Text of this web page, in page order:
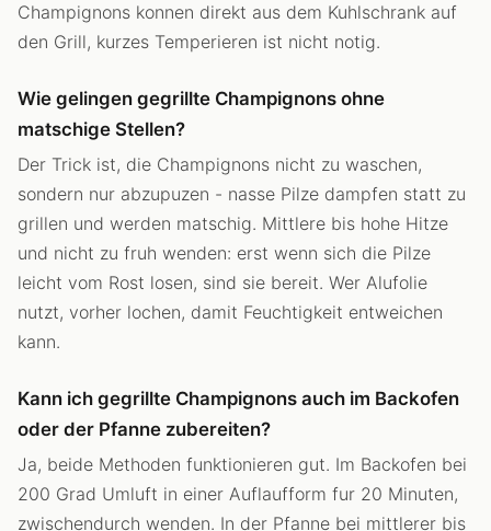
Champignons konnen direkt aus dem Kuhlschrank auf
den Grill, kurzes Temperieren ist nicht notig.
Wie gelingen gegrillte Champignons ohne
matschige Stellen?
Der Trick ist, die Champignons nicht zu waschen,
sondern nur abzupuzen - nasse Pilze dampfen statt zu
grillen und werden matschig. Mittlere bis hohe Hitze
und nicht zu fruh wenden: erst wenn sich die Pilze
leicht vom Rost losen, sind sie bereit. Wer Alufolie
nutzt, vorher lochen, damit Feuchtigkeit entweichen
kann.
Kann ich gegrillte Champignons auch im Backofen
oder der Pfanne zubereiten?
Ja, beide Methoden funktionieren gut. Im Backofen bei
200 Grad Umluft in einer Auflaufform fur 20 Minuten,
zwischendurch wenden. In der Pfanne bei mittlerer bis